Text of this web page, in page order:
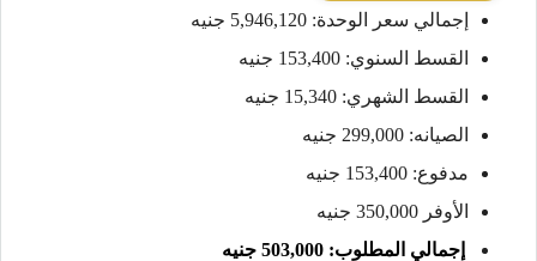
إجمالي سعر الوحدة: 5,946,120 جنيه
القسط السنوي: 153,400 جنيه
القسط الشهري: 15,340 جنيه
الصيانه: 299,000 جنيه
مدفوع: 153,400 جنيه
الأوفر 350,000 جنيه
إجمالي المطلوب: 503,000 جنيه